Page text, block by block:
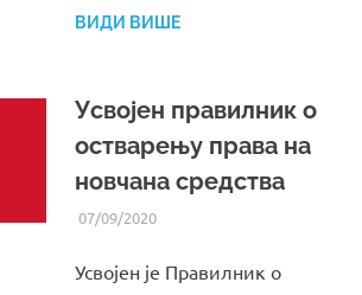
ВИДИ ВИШЕ
Усвојен правилник о
остварењу права на
новчана средства
07/09/2020UREDNIK
ВИЈЕСТИ ИЗ СРС РС
Усвојен је Правилник о